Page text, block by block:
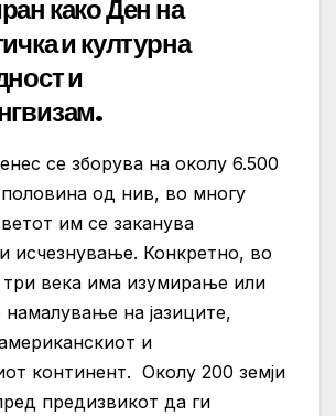
како Ден на
и културна
и
се зборува на околу 6.500
половина од нив, во многу
им се заканува
исчезнување. Конкретно, во
три века има изумирање или
на јазиците,
и
континент. Околу 200 земји
предизвикот да ги